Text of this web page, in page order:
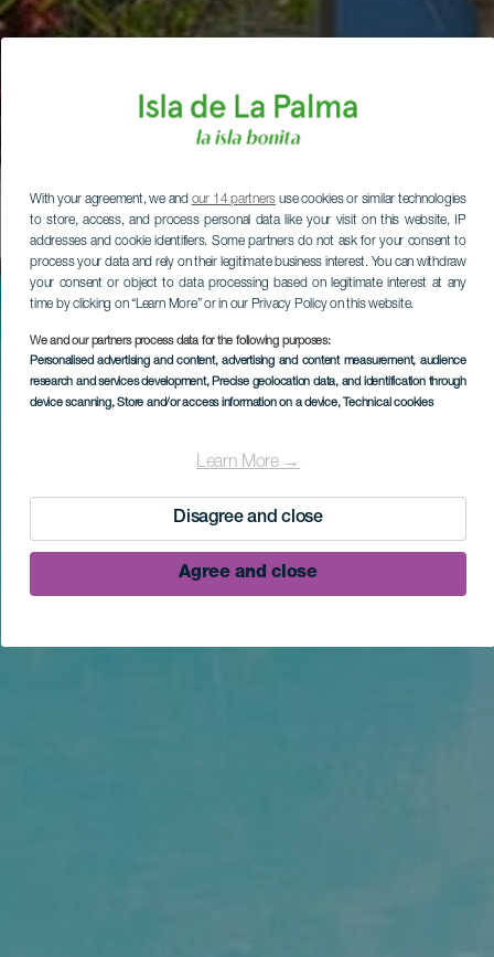
With your agreement, we and our 14 partners use cookies or similar technologies
to store, access, and process personal data like your visit on this website, IP
addresses and cookie identifiers. Some partners do not ask for your consent to
process your data and rely on their legitimate business interest. You can withdraw
your consent or object to data processing based on legitimate interest at any
time by clicking on “Learn More” or in our Privacy Policy on this website.
We and our partners process data for the following purposes:
Personalised advertising and content, advertising and content measurement, audience
research and services development, Precise geolocation data, and identification through
device scanning, Store and/or access information on a device, Technical cookies
Learn More →
Disagree and close
Agree and close